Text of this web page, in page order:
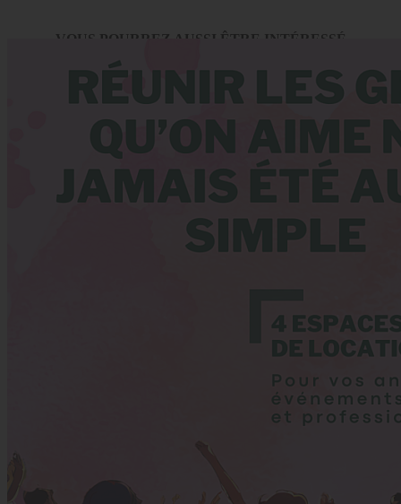
VOUS POURREZ AUSSI ÊTRE INTÉRESSÉ